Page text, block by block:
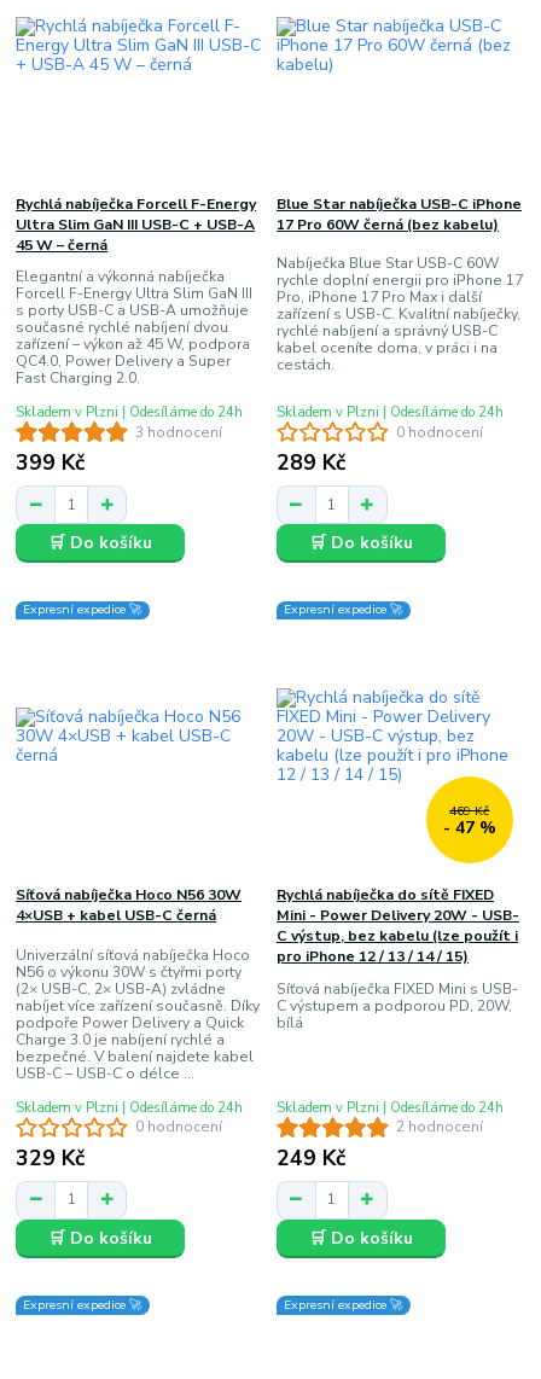
3 hodnocení
Rychlá nabíječka Forcell F-Energy
Ultra Slim GaN III USB-C + USB-A
45 W – černá
Elegantní a výkonná nabíječka
Forcell F-Energy Ultra Slim GaN III
s porty USB-C a USB-A umožňuje
současné rychlé nabíjení dvou
zařízení – výkon až 45 W, podpora
QC4.0, Power Delivery a Super
Fast Charging 2.0.
399 Kč
Skladem v Plzni | Odesíláme do 24h
🛒 Do košíku
0 hodnocení
Blue Star nabíječka USB-C iPhone
17 Pro 60W černá (bez kabelu)
Nabíječka Blue Star USB-C 60W
rychle doplní energii pro iPhone 17
Pro, iPhone 17 Pro Max i další
zařízení s USB-C. Kvalitní nabíječky,
rychlé nabíjení a správný USB-C
kabel oceníte doma, v práci i na
cestách.
289 Kč
Skladem v Plzni | Odesíláme do 24h
🛒 Do košíku
Expresní expedice 🚀
0 hodnocení
Síťová nabíječka Hoco N56 30W
4×USB + kabel USB-C černá
Univerzální síťová nabíječka Hoco
N56 o výkonu 30W s čtyřmi porty
(2× USB-C, 2× USB-A) zvládne
nabíjet více zařízení současně. Díky
podpoře Power Delivery a Quick
Charge 3.0 je nabíjení rychlé a
bezpečné. V balení najdete kabel
USB-C – USB-C o délce ...
329 Kč
Skladem v Plzni | Odesíláme do 24h
🛒 Do košíku
Expresní expedice 🚀
469 Kč
- 47 %
2 hodnocení
Rychlá nabíječka do sítě FIXED
Mini - Power Delivery 20W - USB-
C výstup, bez kabelu (lze použít i
pro iPhone 12 / 13 / 14 / 15)
Síťová nabíječka FIXED Mini s USB-
C výstupem a podporou PD, 20W,
bílá
249 Kč
Skladem v Plzni | Odesíláme do 24h
🛒 Do košíku
Expresní expedice 🚀 Expresní expedice 🚀